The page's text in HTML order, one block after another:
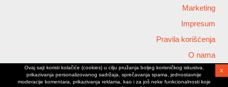
Marketing
Impresum
Pravila korišćenja
O nama
Copyright © 2026 Vranjenews
All rights reserved
Ovaj sajt koristi kolačiće (cookies) u cilju pružanja boljeg korisničkog iskustva,
prikazivanja personalizovanog sadržaja, sprečavanja spama, jednostavnije
moderacije komentara, prikazivanja reklama, kao i za još neke funkcionalnosti koje
X